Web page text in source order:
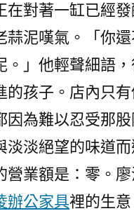
在對著一缸已經
蒜泥嘆氣。「你
。」他輕聲細語
的孩子。店內只
因為難以忍受那
淡淡絕望的味道
營業額是：零。
辦公家具裡的生